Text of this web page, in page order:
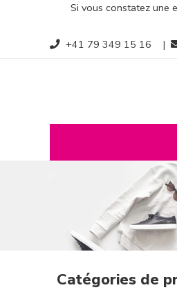
Si vous constatez une
+41 79 349 15 16 |
Catégories de